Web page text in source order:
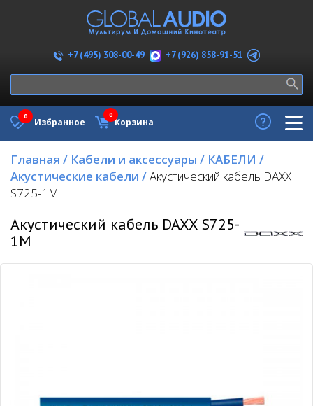
+7 (495) 308-00-49 +7 (926) 858-91-51
Избранное
0
Корзина
0
Главная / Кабели и аксессуары / КАБЕЛИ /
Акустические кабели /Акустический кабель DAXX
S725-1M
Акустический кабель DAXX S725-
1M